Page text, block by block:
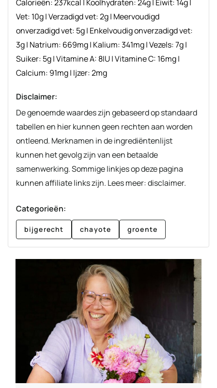
Calorieën:237kcal Koolhydraten:24g Eiwit: 14g
Vet: 10g|Verzadigd vet:2g| Meervoudigd
onverzadigd vet: 5g| Enkelvoudig onverzadigd vet:
3g| Natrium: 669mg| Kalium:341mg|Vezels:7g|
Suiker: 5g|Vitamine A: 8IU|Vitamine C: 16mg|
Calcium: 91mg| Ijzer:2mg
Disclaimer:
De genoemde waardes zijn gebaseerd op standaard
tabellen en hier kunnen geen rechten aan worden
ontleend. Merknamen in de ingrediëntenlijst
kunnen het gevolg zijn van een betaalde
samenwerking. Sommige linkjes op deze pagina
kunnen affiliate links zijn. Lees meer: disclaimer.
Categorieën:
bijgerecht chayote groente